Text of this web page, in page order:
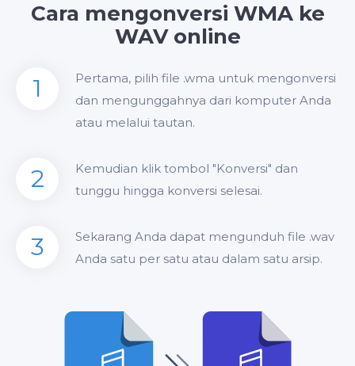
Cara mengonversi WMA ke
WAV online
1
Pertama, pilih file .wma untuk mengonversi
dan mengunggahnya dari komputer Anda
atau melalui tautan.
2
Kemudian klik tombol "Konversi" dan
tunggu hingga konversi selesai.
3
Sekarang Anda dapat mengunduh file .wav
Anda satu per satu atau dalam satu arsip.